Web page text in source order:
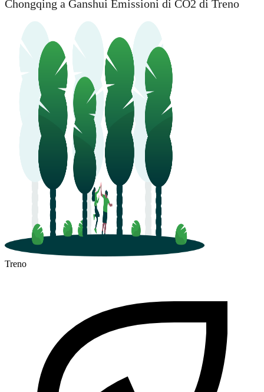
Ganshui
Chongqing a Ganshui Emissioni di CO2 di Treno
Treno